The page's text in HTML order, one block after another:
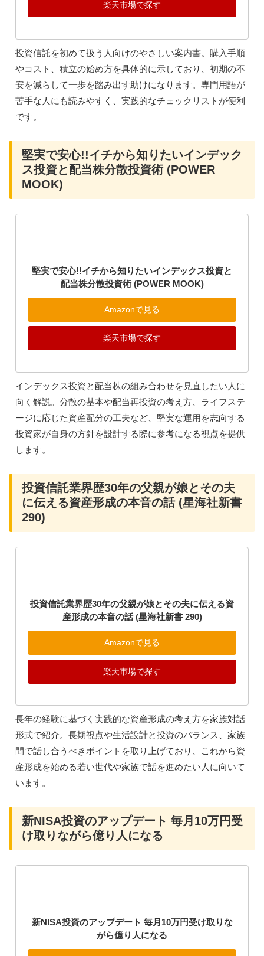
楽天市場で探す
投資信託を初めて扱う人向けのやさしい案内書。購入手順
やコスト、積立の始め方を具体的に示しており、初期の不
苦手な人にも読みやすく、実践的なチェックリストが便利
です。
堅実で安心!!イチから知りたいインデック
ス投資と配当株分散投資術 (POWER
堅実で安心!!イチから知りたいインデックス投資と
配当株分散投資術 (POWER MOOK)
Amazonで見る
インデックス投資と配当株の組み合わせを見直したい人に
ージに応じた資産配分の工夫など、堅実な運用を志向する
投資信託業界歴30年の父親が娘とその夫
に伝える資産形成の本音の話 (星海社新書
産形成の本音の話 (星海社新書 290)
Amazonで見る
長年の経験に基づく実践的な資産形成の考え方を家族対話
形式で紹介。長期視点や生活設計と投資のバランス、家族